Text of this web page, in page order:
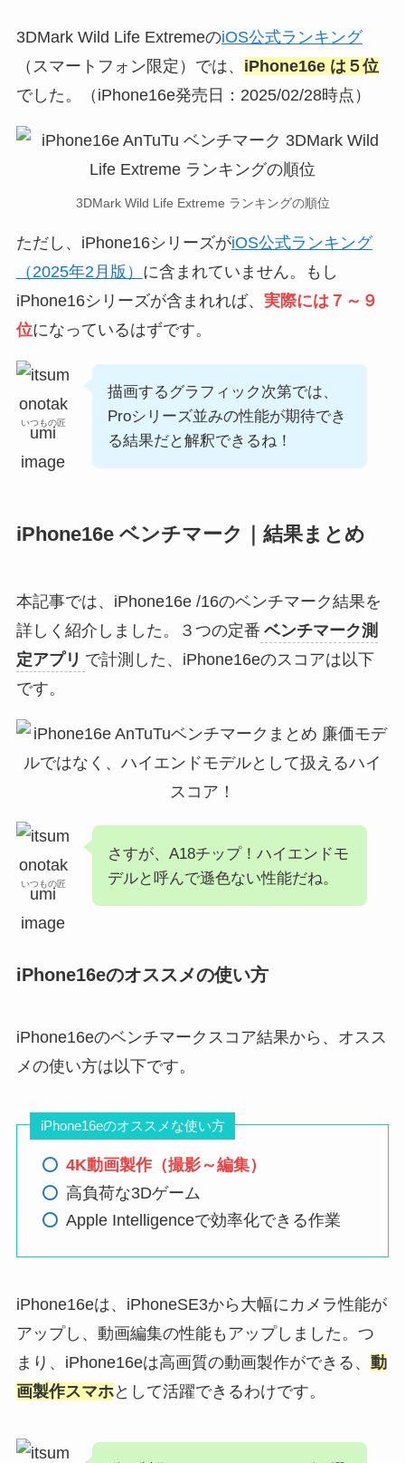
3DMark Wild Life ExtremeのiOS公式ランキング
（スマートフォン限定）では、 iPhone16e は５位
でした。（iPhone16e発売日：2025/02/28時点）
3DMark Wild Life Extreme ランキングの順位
ただし、iPhone16シリーズがiOS公式ランキング
（2025年2月版） に含まれていません。もし
iPhone16シリーズが含まれれば、 実際には７～９
位になっているはずです。
いつもの匠
描画するグラフィック次第では、
Proシリーズ並みの性能が期待でき
る結果だと解釈できるね！
iPhone16e ベンチマーク｜結果まとめ
本記事では、iPhone16e /16のベンチマーク結果を
詳しく紹介しました。３つの定番 ベンチマーク測
定アプリ で計測した、iPhone16eのスコアは以下
です。
いつもの匠
さすが、A18チップ！ハイエンドモ
デルと呼んで遜色ない性能だね。
iPhone16eのオススメの使い方
iPhone16eのベンチマークスコア結果から、オスス
メの使い方は以下です。
iPhone16eのオススメな使い方
4K動画製作（撮影～編集）
高負荷な3Dゲーム
Apple Intelligenceで効率化できる作業
iPhone16eは、iPhoneSE3から大幅にカメラ性能が
アップし、動画編集の性能もアップしました。つ
まり、iPhone16eは高画質の動画製作ができる、 動
画製作スマホとして活躍できるわけです。